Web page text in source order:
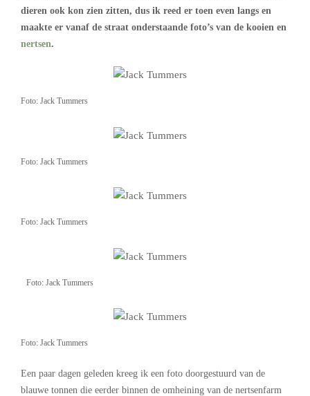
dieren ook kon zien zitten, dus ik reed er toen even langs en
maakte er vanaf de straat onderstaande foto’s van de kooien en
nertsen.
Foto: Jack Tummers
Foto: Jack Tummers
Foto: Jack Tummers
Foto: Jack Tummers
Foto: Jack Tummers
Een paar dagen geleden kreeg ik een foto doorgestuurd van de
blauwe tonnen die eerder binnen de omheining van de nertsenfarm